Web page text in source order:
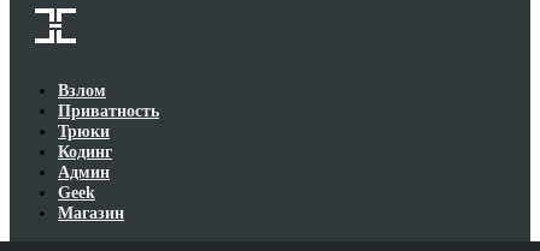
Взлом
Приватность
Трюки
Кодинг
Админ
Geek
Магазин